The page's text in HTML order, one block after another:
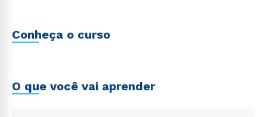
Conheça o curso
O que você vai aprender